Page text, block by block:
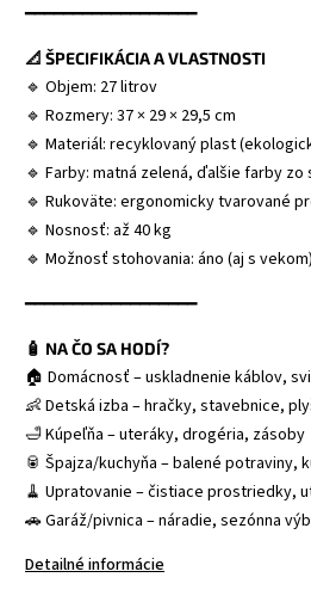
━━━━━━━━━━━━━━━━━━
📐 ŠPECIFIKÁCIA A VLASTNOSTI
🔹 Objem: 27 litrov
🔹 Rozmery: 37 × 29 × 29,5 cm
🔹 Materiál: recyklovaný plast
🔹 Farby: matná zelená, ďalšie farby
🔹 Rukoväte: ergonomicky tvarované
🔹 Nosnosť: až 40 kg
🔹 Možnosť stohovania: áno (aj s vekom)
━━━━━━━━━━━━━━━━━━
🧴 NA ČO SA HODÍ?
🏠 Domácnosť – uskladnenie káblov,
👶 Detská izba – hračky, stavebnice,
🛁 Kúpeľňa – uteráky, drogéria, zásoby
🥫 Špajza/kuchyňa – balené potraviny,
🧹 Upratovanie – čistiace prostriedky,
🚗 Garáž/pivnica – náradie, sezónna
Detailné informácie